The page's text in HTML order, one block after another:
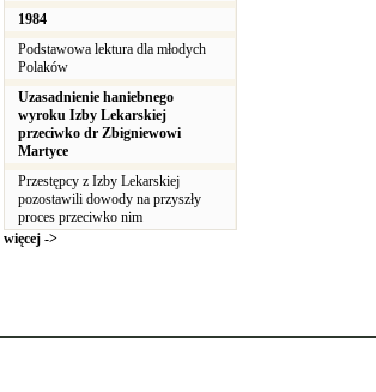
1984
Podstawowa lektura dla młodych
Polaków
Uzasadnienie haniebnego
wyroku Izby Lekarskiej
przeciwko dr Zbigniewowi
Martyce
Przestępcy z Izby Lekarskiej
pozostawili dowody na przyszły
proces przeciwko nim
więcej ->